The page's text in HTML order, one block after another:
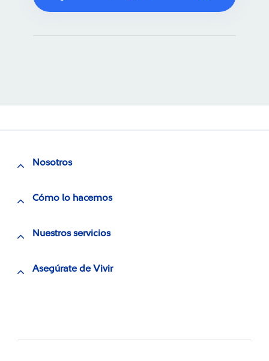
Nosotros
Cómo lo hacemos
Nuestros servicios
Asegúrate de Vivir